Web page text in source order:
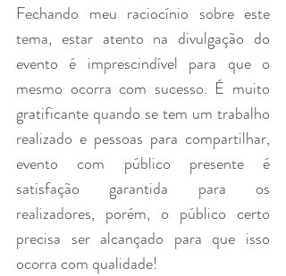
Fechando meu raciocínio sobre este
tema, estar atento na divulgação do
evento é imprescindível para que o
mesmo ocorra com sucesso. É muito
gratificante quando se tem um trabalho
realizado e pessoas para compartilhar,
evento com público presente é
satisfação garantida para os
realizadores, porém, o público certo
precisa ser alcançado para que isso
ocorra com qualidade!